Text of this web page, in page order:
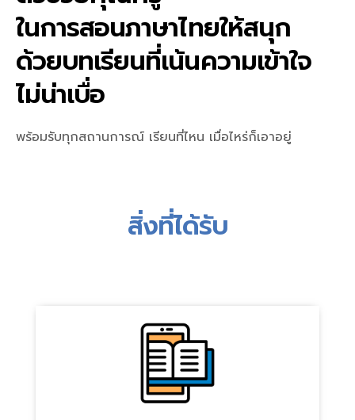
ในการสอนภาษาไทยให้สนุก
ด้วยบทเรียนที่เน้นความเข้าใจ
ไม่น่าเบื่อ
พร้อมรับทุกสถานการณ์ เรียนที่ไหน เมื่อไหร่ก็เอาอยู่
สิ่งที่ได้รับ